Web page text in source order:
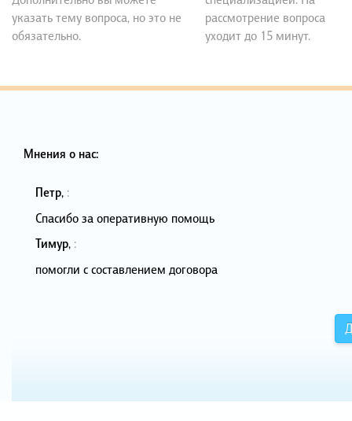
указать тему вопроса, но это не
обязательно.
рассмотрение вопроса
уходит до 15 минут.
Мнения о нас:
Петр, :
Спасибо за оперативную помощь
Тимур, :
помогли с составлением договора